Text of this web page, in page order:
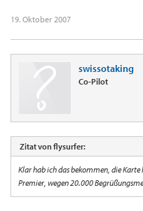
19. Oktober 2007
swissotaking
Co-Pilot
Zitat von flysurfer:
Klar hab ich das bekommen, die
Premier, wegen 20.000